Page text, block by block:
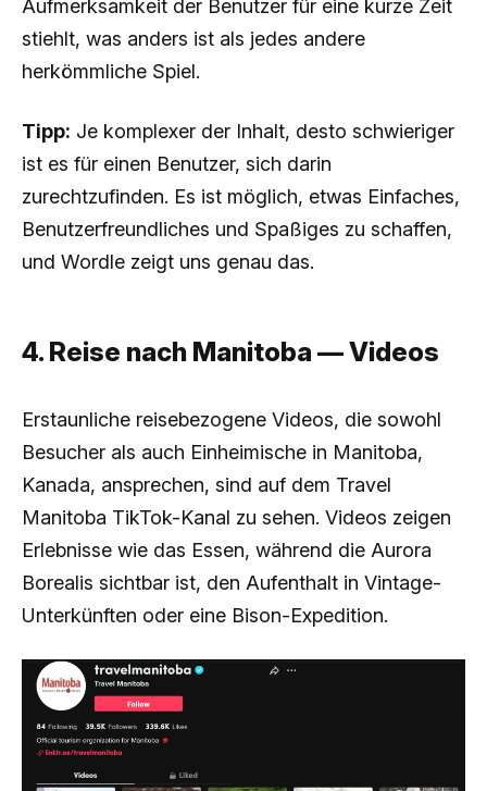
Aufmerksamkeit der Benutzer für eine kurze Zeit
stiehlt, was anders ist als jedes andere
herkömmliche Spiel.
Tipp: Je komplexer der Inhalt, desto schwieriger
ist es für einen Benutzer, sich darin
zurechtzufinden. Es ist möglich, etwas Einfaches,
Benutzerfreundliches und Spaßiges zu schaffen,
und Wordle zeigt uns genau das.
4. Reise nach Manitoba — Videos
Erstaunliche reisebezogene Videos, die sowohl
Besucher als auch Einheimische in Manitoba,
Kanada, ansprechen, sind auf dem Travel
Manitoba TikTok-Kanal zu sehen. Videos zeigen
Erlebnisse wie das Essen, während die Aurora
Borealis sichtbar ist, den Aufenthalt in Vintage-
Unterkünften oder eine Bison-Expedition.